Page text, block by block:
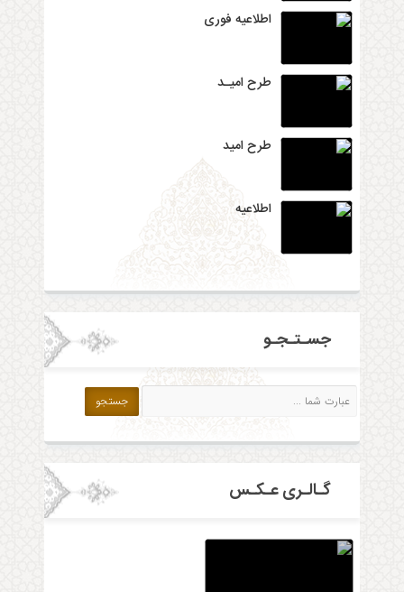
اطلاعیه فوری
طرح امیـد
طرح امید
اطلاعیه
جسـتـجـو
گـالـری عـکـس